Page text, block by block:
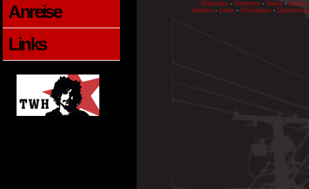
Anreise
Links
Startseite - Konzerte - News - Bands
Anreise - Links - Disclaimer -